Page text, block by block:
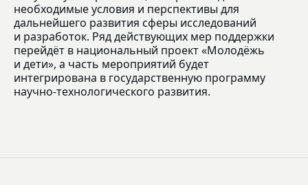
необходимые условия и перспективы для
дальнейшего развития сферы исследований
и разработок. Ряд действующих мер поддержки
перейдёт в национальный проект «Молодёжь
и дети», а часть мероприятий будет
интегрирована в государственную программу
научно-технологического развития.